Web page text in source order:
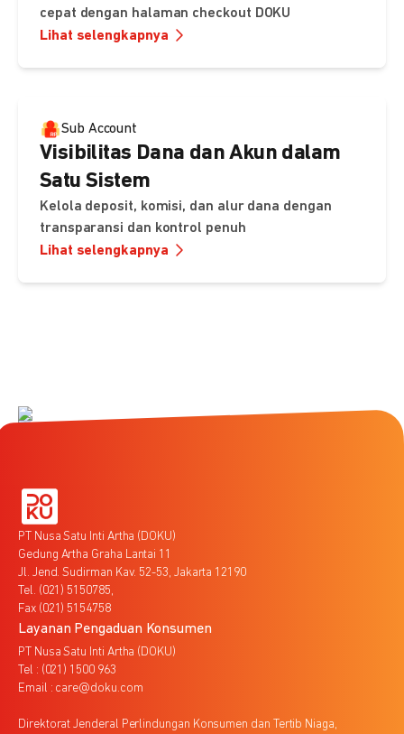
cepat dengan halaman checkout DOKU
Lihat selengkapnya
Sub Account
Visibilitas Dana dan Akun dalam
Satu Sistem
Kelola deposit, komisi, dan alur dana dengan
transparansi dan kontrol penuh
Lihat selengkapnya
PT Nusa Satu Inti Artha (DOKU)
Gedung Artha Graha Lantai 11
Jl. Jend. Sudirman Kav. 52-53, Jakarta 12190
Tel. (021) 5150785,
Fax (021) 5154758
Layanan Pengaduan Konsumen
PT Nusa Satu Inti Artha (DOKU)
Tel : (021) 1500 963
Email : care@doku.com
Direktorat Jenderal Perlindungan Konsumen dan Tertib Niaga,